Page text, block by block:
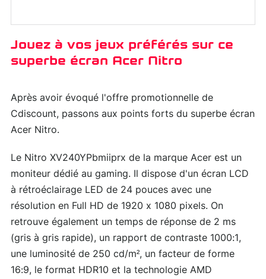
Jouez à vos jeux préférés sur ce
superbe écran Acer Nitro
Après avoir évoqué l'offre promotionnelle de
Cdiscount, passons aux points forts du superbe écran
Acer Nitro.
Le Nitro XV240YPbmiiprx de la marque Acer est un
moniteur dédié au gaming. Il dispose d'un écran LCD
à rétroéclairage LED de 24 pouces avec une
résolution en Full HD de 1920 x 1080 pixels. On
retrouve également un temps de réponse de 2 ms
(gris à gris rapide), un rapport de contraste 1000:1,
une luminosité de 250 cd/m², un facteur de forme
16:9, le format HDR10 et la technologie AMD